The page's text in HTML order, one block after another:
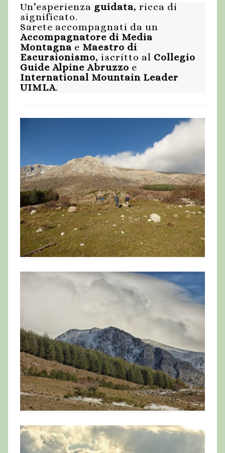
Un’esperienza guidata, ricca di
significato.
Sarete accompagnati da un
Accompagnatore di Media
Montagna e Maestro di
Escursionismo, iscritto al Collegio
Guide Alpine Abruzzo e
International Mountain Leader
UIMLA.